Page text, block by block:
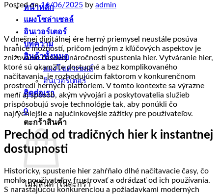
หน้าหลัก
แผงโซล่าเซลล์
อินเวอร์เตอร์
บทความ
สินค้าทั้งหมด
แผงโซล่าเซลล์
อินเวอร์เตอร์
ติดต่อเรา
0
ตะกร้าสินค้า
ไม่มีสินค้าในตะกร้า
Posted on16/06/2025 by admin
V dnešnej digitálnej ére herný priemysel neustále posúva
hranice možností, pričom jedným z kľúčových aspektov je
znižovanie časovej náročnosti spustenia hier. Vytváranie hier,
ktoré sú okamžite dostupné a bez komplikovaného
načítavania, je rozhodujúcim faktorom v konkurenčnom
prostredí herných platforiem. V tomto kontexte sa výrazne
mení aj spôsob, akým vývojári a poskytovatelia služieb
prispôsobujú svoje technológie tak, aby ponúkli čo
najrýchlejšie a najučinkovejšie zážitky pre používateľov.
Prechod od tradičných hier k instantnej
dostupnosti
Historicky, spustenie hier zahŕňalo dlhé načítavacie časy, čo
mohlo používateľov frustrovať a odrádzať od ich používania.
S narastajúcou konkurenciou a požiadavkami moderných